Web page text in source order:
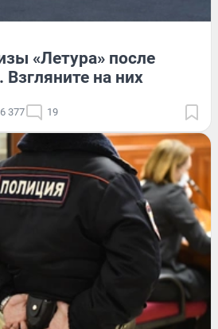
«Летура» после
Взгляните на них
6 377 19